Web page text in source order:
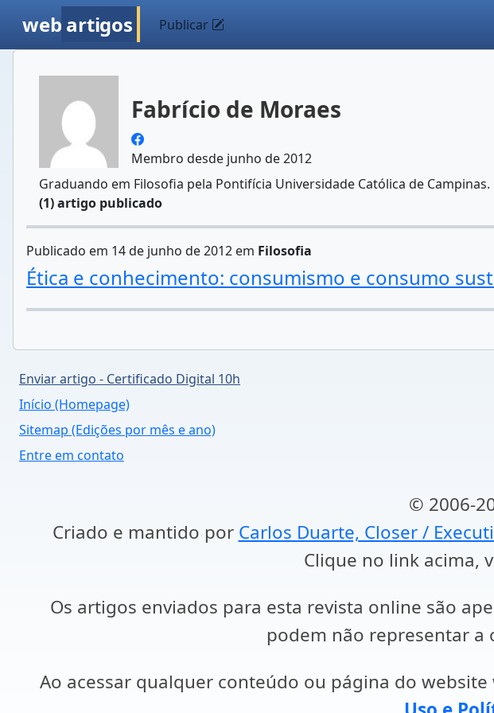
web artigos Publicar
Fabrício de Moraes
Membro desde junho de 2012
Graduando em Filosofia pela Pontifícia Universidade Católica de Campinas.
(1) artigo publicado
Publicado em 14 de junho de 2012 em Filosofia
Ética e conhecimento: consumismo e consumo
Enviar artigo - Certificado Digital 10h
Início (Homepage)
Sitemap (Edições por mês e ano)
Entre em contato
© 2006-
Criado e mantido por Carlos Duarte, Closer /
Clique no link acima,
Os artigos enviados para esta revista online são
podem não representar
Ao acessar qualquer conteúdo ou página do